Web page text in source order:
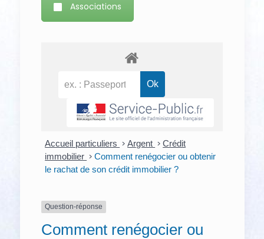
Associations
Accueil particuliers > Argent > Crédit
immobilier > Comment renégocier ou obtenir
le rachat de son crédit immobilier ?
Question-réponse
Comment renégocier ou